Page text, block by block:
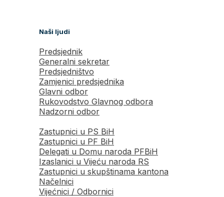
Naši ljudi
Predsjednik
Generalni sekretar
Predsjedništvo
Zamjenici predsjednika
Glavni odbor
Rukovodstvo Glavnog odbora
Nadzorni odbor
Zastupnici u PS BiH
Zastupnici u PF BiH
Delegati u Domu naroda PFBiH
Izaslanici u Vijeću naroda RS
Zastupnici u skupštinama kantona
Načelnici
Vijećnici / Odbornici